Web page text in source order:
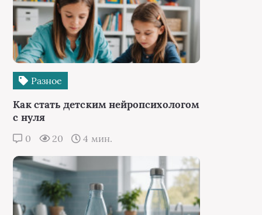
Разное
Как стать детским нейропсихологом
с нуля
0 20 4 мин.